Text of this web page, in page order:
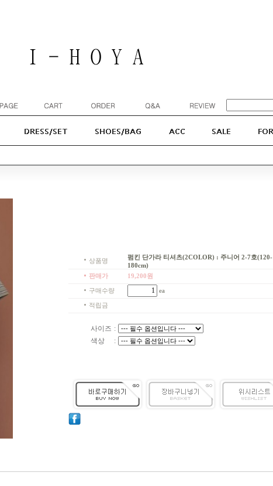
상품명
펌킨 단가라 티셔츠(2COLOR) : 주니어 2-7호(120-
180cm)
판매가
19,200원
구매수량 ea
적립금
사이즈 :
색상
: